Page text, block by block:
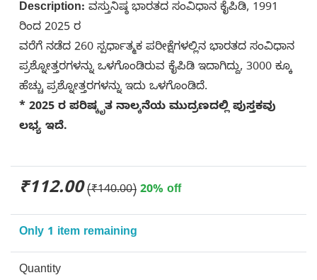
Description: ವಸ್ತುನಿಷ್ಠ ಭಾರತದ ಸಂವಿಧಾನ ಕೈಪಿಡಿ, 1991
ರಿಂದ 2025 ರ
ವರೆಗೆ ನಡೆದ 260 ಸ್ಪರ್ಧಾತ್ಮಕ ಪರೀಕ್ಷೆಗಳಲ್ಲಿನ ಭಾರತದ ಸಂವಿಧಾನ
ಪ್ರಶ್ನೋತ್ತರಗಳನ್ನು ಒಳಗೊಂಡಿರುವ ಕೈಪಿಡಿ ಇದಾಗಿದ್ದು, 3000 ಕ್ಕೂ
ಹೆಚ್ಚು ಪ್ರಶ್ನೋತ್ತರಗಳನ್ನು ಇದು ಒಳಗೊಂಡಿದೆ.
* 2025 ರ ಪರಿಷ್ಕೃತ ನಾಲ್ಕನೆಯ ಮುದ್ರಣದಲ್ಲಿ ಪುಸ್ತಕವು
ಲಭ್ಯ ಇದೆ.
₹112.00 (₹140.00) 20% off
Only 1 item remaining
Quantity